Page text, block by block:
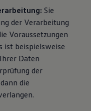
Sie
der Verarbeitung
Voraussetzungen
ist beispielsweise
Daten
der
die